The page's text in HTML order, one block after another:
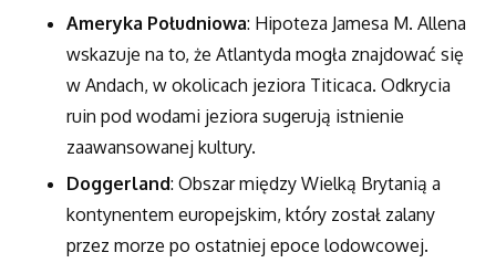
Ameryka Południowa: Hipoteza Jamesa M. Allena
wskazuje na to, że Atlantyda mogła znajdować się
w Andach, w okolicach jeziora Titicaca. Odkrycia
ruin pod wodami jeziora sugerują istnienie
zaawansowanej kultury.
Doggerland: Obszar między Wielką Brytanią a
kontynentem europejskim, który został zalany
przez morze po ostatniej epoce lodowcowej.